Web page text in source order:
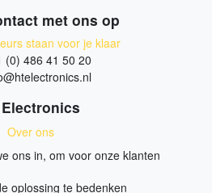
met ons op
staan voor je klaar
(0) 486 41 50 20
Over ons
ons in, om voor onze klanten
oplossing te bedenken